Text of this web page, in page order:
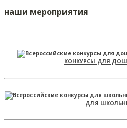
наши мероприятия
КОНКУРСЫ ДЛЯ
ДЛЯ